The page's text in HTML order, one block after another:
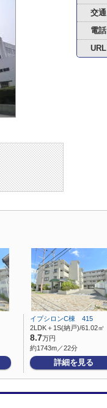
交通
電話
URL
イプシロンC棟 415
2LDK＋1S(納戸)/61.02㎡
8.7万円
約1743m／22分
詳細を見る